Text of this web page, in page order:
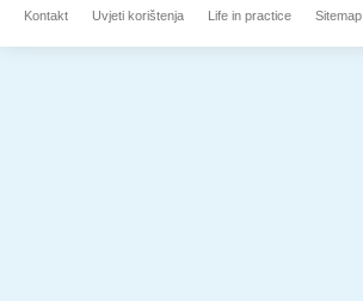
Kontakt Uvjeti korištenja Life in practice Sitemap